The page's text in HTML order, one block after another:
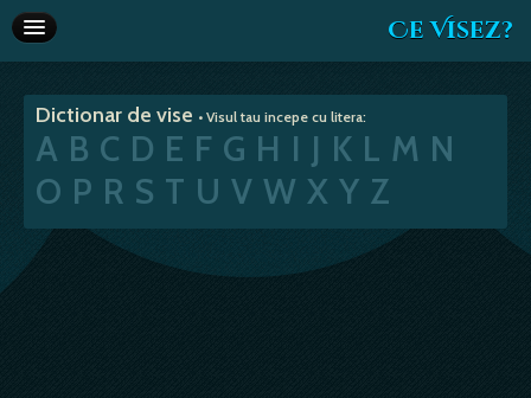
Ce Visez?
Interpretare vise
Articole
Va recomandam
Dictionar de vise • Visul tau incepe cu litera:
A B C D E F G H I J K L M N
O P R S T U V W X Y Z